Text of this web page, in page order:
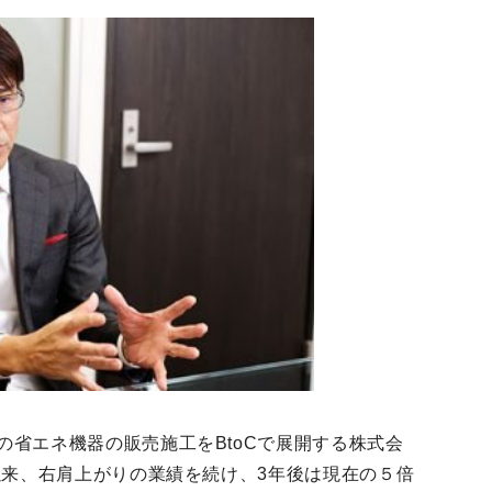
省エネ機器の販売施工をBtoCで展開する株式会
、右肩上がりの業績を続け、3年後は現在の５倍